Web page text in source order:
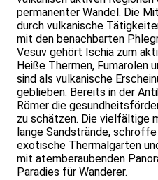
permanenter Wandel. Die
durch vulkanische
mit den benachbarten
Vesuv gehört Ischia zum
Heiße Thermen, Fumarolen
sind als vulkanische
geblieben. Bereits in der
Römer die
zu schätzen. Die vielfältige
lange Sandstrände,
exotische Thermalgärten
mit atemberaubenden
Paradies für Wanderer.